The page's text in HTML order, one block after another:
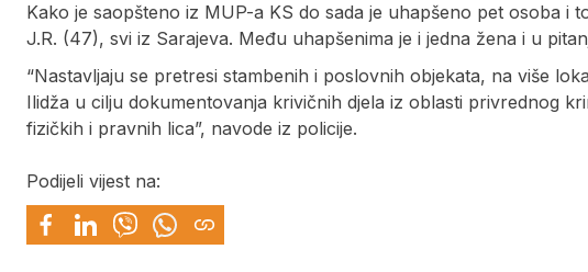
Kako je saopšteno iz MUP-a KS do sada je uhapšeno pet osoba i
J.R. (47), svi iz Sarajeva. Među uhapšenima je i jedna žena i u
“Nastavljaju se pretresi stambenih i poslovnih objekata, na više
Ilidža u cilju dokumentovanja krivičnih djela iz oblasti privrednog
fizičkih i pravnih lica”, navode iz policije.
Podijeli vijest na: